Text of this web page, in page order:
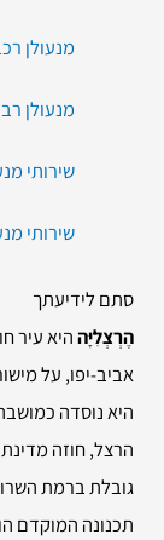
מנעולן
מנעולן
שירותי
שירותי
סתם לידיעתך
הֶרְצְלִיָּה
הרצל, חוזה
גובלת ברמת
תכנונה המוקדם